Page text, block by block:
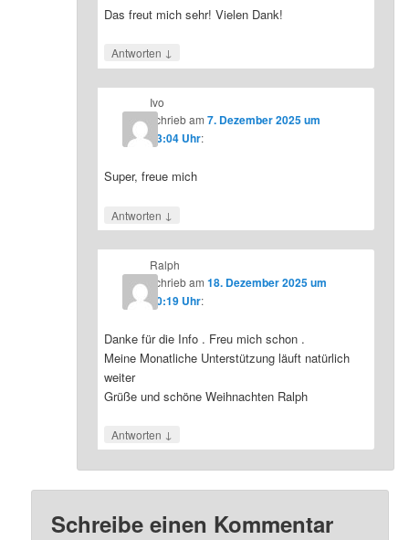
Das freut mich sehr! Vielen Dank!
Antworten ↓
Ivo
schriebam 7. Dezember 2025 um
23:04 Uhr:
Super, freue mich
Antworten ↓
Ralph
schriebam 18. Dezember 2025 um
10:19 Uhr:
Danke für die Info . Freu mich schon .
Meine Monatliche Unterstützung läuft natürlich
weiter
Grüße und schöne Weihnachten Ralph
Antworten ↓
Schreibe einen Kommentar